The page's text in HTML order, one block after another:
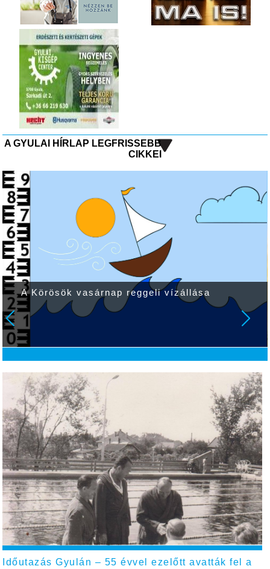
A GYULAI HÍRLAP LEGFRISSEBB
CIKKEI
A Körösök vasárnap reggeli vízállása
Időutazás Gyulán – 55 évvel ezelőtt avatták fel a